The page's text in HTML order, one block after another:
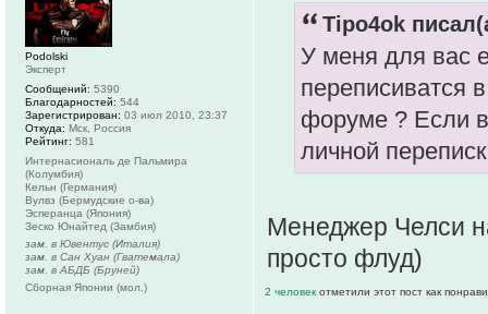
Tipo4ok
У меня для вас
переписиватся
форуме ? Если
личной
Менеджер Челси
просто флуд)
2 человек отметили этот пост как
Podolski
Эксперт
Сообщений: 5390
Благодарностей: 544
Зарегистрирован: 03 июл 2010, 23:37
Откуда: Мск, Россия
Рейтинг: 581
Интернасиональ де Пальмира
(Колумбия)
Кельн (Германия)
Вулвз (Бермудские о-ва)
Эсперанца (Япония)
Зеско Юнайтед (Замбия)
зам. в Ювентус (Италия)
зам. в Сан Хуан (Гватемала)
зам. в АБДБ (Бруней)
Сборная Японии (мол.)